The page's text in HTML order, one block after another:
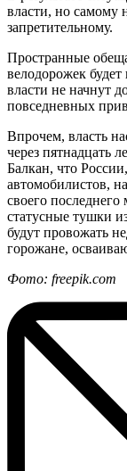
власти, но самому
запретительному.
Пространные
велодорожек
власти не начнут
повседневных
Впрочем, власть
через пятнадцать
Балкан, что
автомобилистов,
своего
статусные тушки
будут провожать
горожане,
Фото: freepik.com